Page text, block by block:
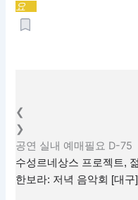
요
❮
❯
공연 실내 예매필요 D-75
수성르네상스 프로젝트,
한보라: 저녁 음악회 [대구]